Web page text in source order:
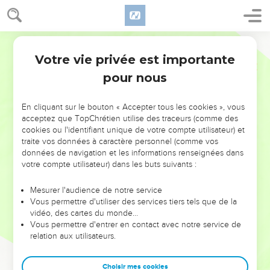
NE MANQUEZ PAS L’ÉVÉNEMENT
DE L’ANNÉE !
ET SI LEURS ERREURS POUVAIENT VOUS ÉVITER LES
VOTRES ?
leur foi ou leur vision. Mais on voit moins les doutes, les erreurs
et les saisons difficiles qu'ils ont traversés, alors même que ce
sont elles qui les ont façonnés.
Dans cette conférence, leaders, entrepreneurs, et responsables
clés pour avancer avec plus de sagesse afin que leurs erreurs
Votre vie privée est importante
pour nous
En cliquant sur le bouton « Accepter tous les cookies », vous
acceptez que TopChrétien utilise des traceurs (comme des
cookies ou l'identifiant unique de votre compte utilisateur) et
traite vos données à caractère personnel (comme vos
données de navigation et les informations renseignées dans
votre compte utilisateur) dans les buts suivants :
Mesurer l'audience de notre service
Vous permettre d'utiliser des services tiers tels que de la
vidéo, des cartes du monde…
Vous permettre d'entrer en contact avec notre service de
relation aux utilisateurs.
Choisir mes cookies